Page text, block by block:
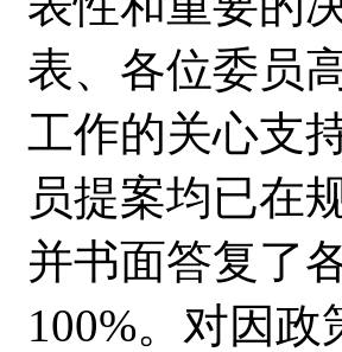
表、各位委员
工作的关心支
员提案均已在
并书面答复了
100%。对因